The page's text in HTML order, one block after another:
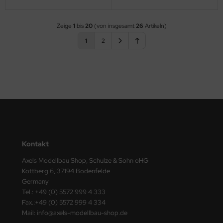
Zeige 1bis20(von insgesamt26 Artikeln)
1
2
Kontakt
Axels Modellbau Shop, Schulze & Sohn oHG
Kottberg 6, 37194 Bodenfelde
Germany
Tel.: +49 (0) 5572 999 4 333
Fax.:+49 (0) 5572 999 4 334
Mail: info@axels-modellbau-shop.de